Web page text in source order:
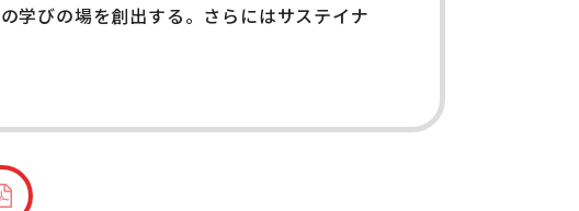
学びの場を創出する。さらにはサステイナ